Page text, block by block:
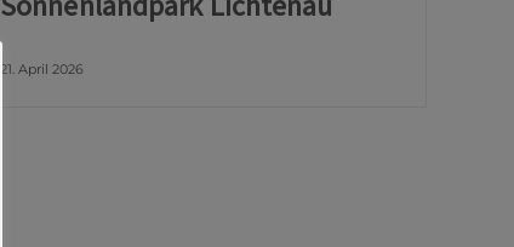
21. April 2026